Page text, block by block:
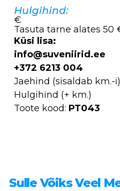
Hulgihind:
€
Tasuta tarne alates 50
Küsi lisa:
info@suveniirid.ee
+372 6213 004
Jaehind (sisaldab km.-
Hulgihind (+ km.)
Toote kood: PT043
Sulle Võiks Veel